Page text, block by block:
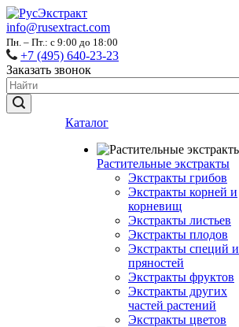
info@rusextract.com
Пн. – Пт.: с 9:00 до 18:00
+7 (495) 640-23-23
Заказать звонок
Каталог
Растительные экстракты
Экстракты грибов
Экстракты корней и
корневищ
Экстракты листьев
Экстракты плодов
Экстракты специй и
пряностей
Экстракты фруктов
Экстракты других
частей растений
Экстракты цветов